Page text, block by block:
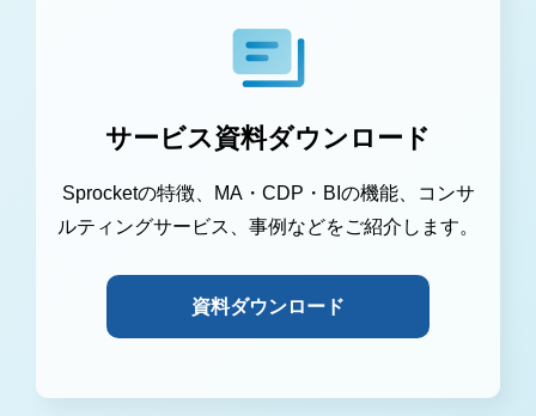
サービス資料ダウンロード
Sprocketの特徴、MA・CDP・BIの機能、コンサ
ルティングサービス、事例などをご紹介します。
資料ダウンロード